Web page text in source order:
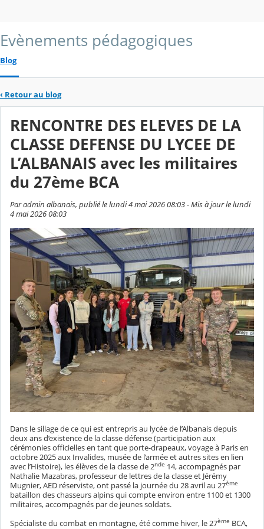
Evènements pédagogiques
Blog
‹ Retour au blog
RENCONTRE DES ELEVES DE LA
CLASSE DEFENSE DU LYCEE DE
L’ALBANAIS avec les militaires
du 27ème BCA
Par admin albanais, publié le lundi 4 mai 2026 08:03 - Mis à jour le lundi
4 mai 2026 08:03
Dans le sillage de ce qui est entrepris au lycée de l’Albanais depuis
deux ans d’existence de la classe défense (participation aux
cérémonies officielles en tant que porte-drapeaux, voyage à Paris en
octobre 2025 aux Invalides, musée de l’armée et autres sites en lien
avec l’Histoire), les élèves de la classe de 2nde 14, accompagnés par
Nathalie Mazabras, professeur de lettres de la classe et Jérémy
Mugnier, AED réserviste, ont passé la journée du 28 avril au 27ème
bataillon des chasseurs alpins qui compte environ entre 1100 et 1300
militaires, accompagnés par de jeunes soldats.
Spécialiste du combat en montagne, été comme hiver, le 27ème BCA,